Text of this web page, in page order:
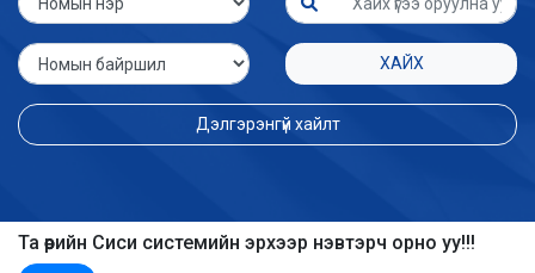
ХАЙХ
Дэлгэрэнгүй хайлт
Та өөрийн Сиси системийн эрхээр нэвтэрч орно уу!!!